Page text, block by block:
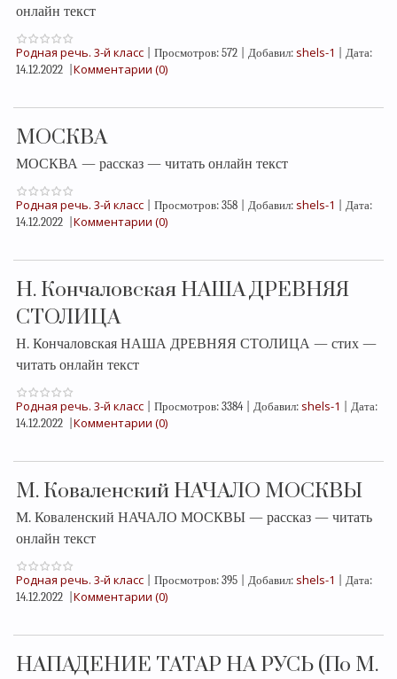
онлайн текст
Родная речь. 3-й класс Просмотров: 572 Добавил: shels-1
Дата:
14.12.2022
Комментарии (0)
МОСКВА
МОСКВА — рассказ — читать онлайн текст
Родная речь. 3-й класс Просмотров: 358 Добавил: shels-1
Дата:
14.12.2022
Комментарии (0)
Н. Кончаловская НАША ДРЕВНЯЯ
СТОЛИЦА
Н. Кончаловская НАША ДРЕВНЯЯ СТОЛИЦА — стих —
читать онлайн текст
Родная речь. 3-й класс Просмотров: 3384 Добавил: shels-1
Дата:
14.12.2022
Комментарии (0)
М. Коваленский НАЧАЛО МОСКВЫ
М. Коваленский НАЧАЛО МОСКВЫ — рассказ — читать
онлайн текст
Родная речь. 3-й класс Просмотров: 395 Добавил: shels-1
Дата:
14.12.2022
Комментарии (0)
НАПАДЕНИЕ ТАТАР НА РУСЬ (По М.